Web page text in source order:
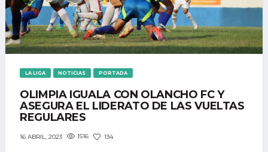
LA LIGA NOTICIAS PORTADA
OLIMPIA IGUALA CON OLANCHO FC Y
ASEGURA EL LIDERATO DE LAS VUELTAS
REGULARES
16 ABRIL, 2023 1516 134